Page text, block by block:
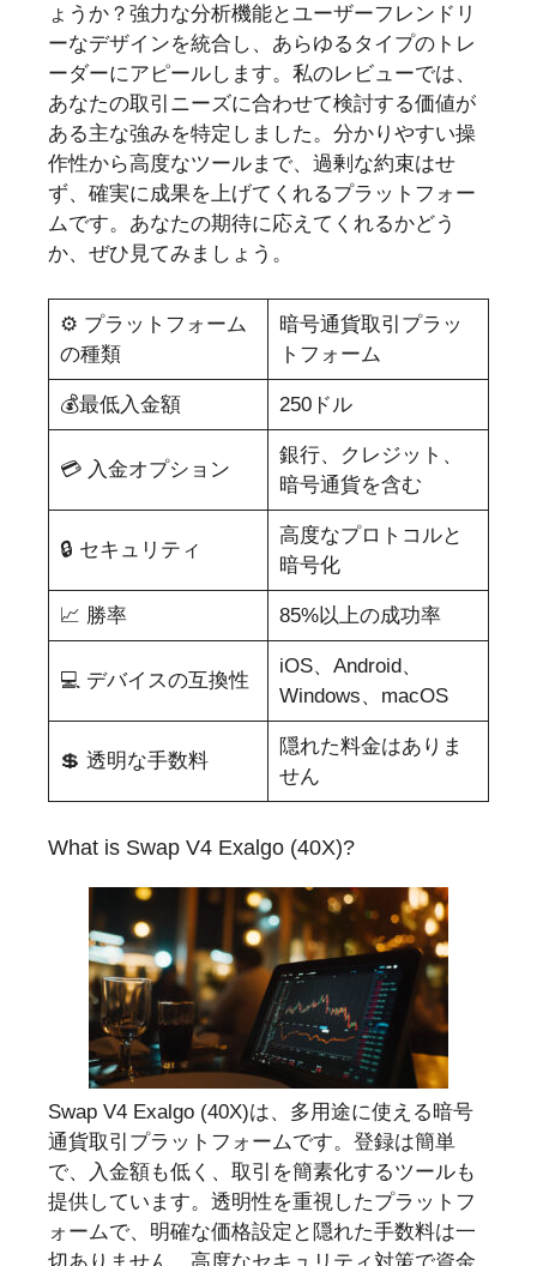
ょうか？強力な分析機能とユーザーフレンドリ
ーなデザインを統合し、あらゆるタイプのトレ
ーダーにアピールします。私のレビューでは、
あなたの取引ニーズに合わせて検討する価値が
ある主な強みを特定しました。分かりやすい操
作性から高度なツールまで、過剰な約束はせ
ず、確実に成果を上げてくれるプラットフォー
ムです。あなたの期待に応えてくれるかどう
か、ぜひ見てみましょう。
⚙️ プラットフォーム
の種類
暗号通貨取引プラッ
トフォーム
💰最低入金額 250ドル
💳 入金オプション
銀行、クレジット、
暗号通貨を含む
🔒 セキュリティ
高度なプロトコルと
暗号化
📈 勝率 85%以上の成功率
💻 デバイスの互換性
iOS、Android、
Windows、macOS
💲 透明な手数料
隠れた料金はありま
せん
What is Swap V4 Exalgo (40X)?
Swap V4 Exalgo (40X)は、多用途に使える暗号
通貨取引プラットフォームです。登録は簡単
で、入金額も低く、取引を簡素化するツールも
提供しています。透明性を重視したプラットフ
ォームで、明確な価格設定と隠れた手数料は一